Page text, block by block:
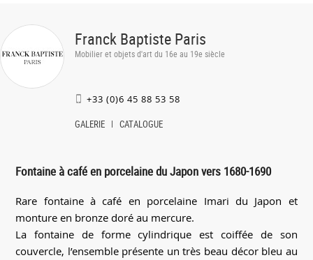
Franck Baptiste Paris
Mobilier et objets d'art du 16e au 19e siècle
+33 (0)6 45 88 53 58
GALERIE CATALOGUE
Fontaine à café en porcelaine du Japon vers 1680-1690
Rare fontaine à café en porcelaine Imari du Japon et
monture en bronze doré au mercure.
La fontaine de forme cylindrique est coiffée de son
couvercle, l’ensemble présente un très beau décor bleu au